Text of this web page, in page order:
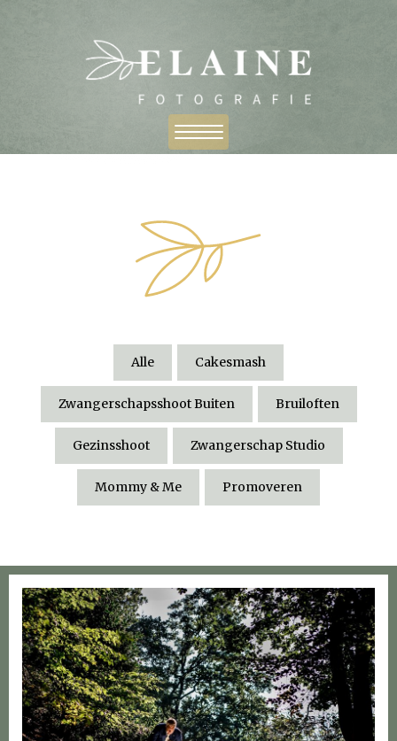
Alle Cakesmash
Zwangerschapsshoot Buiten Bruiloften
Gezinsshoot Zwangerschap Studio
Mommy & Me Promoveren